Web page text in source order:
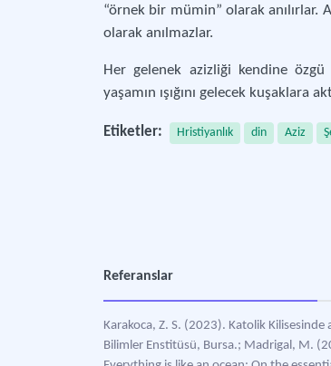
“örnek bir mümin” olarak anılırlar.
olarak anılmazlar.
Her gelenek azizliği kendine
yaşamın ışığını gelecek
Etiketler: Hristiyanlık din Aziz
Referanslar
Karakoca, Z. S. (2023). Katolik
Bilimler Enstitüsü, Bursa.; Madrigal, M.